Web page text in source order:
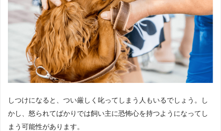
しつけになると、つい厳しく叱ってしまう人もいるでしょう。し
かし、怒られてばかりでは飼い主に恐怖心を持つようになってし
まう可能性があります。